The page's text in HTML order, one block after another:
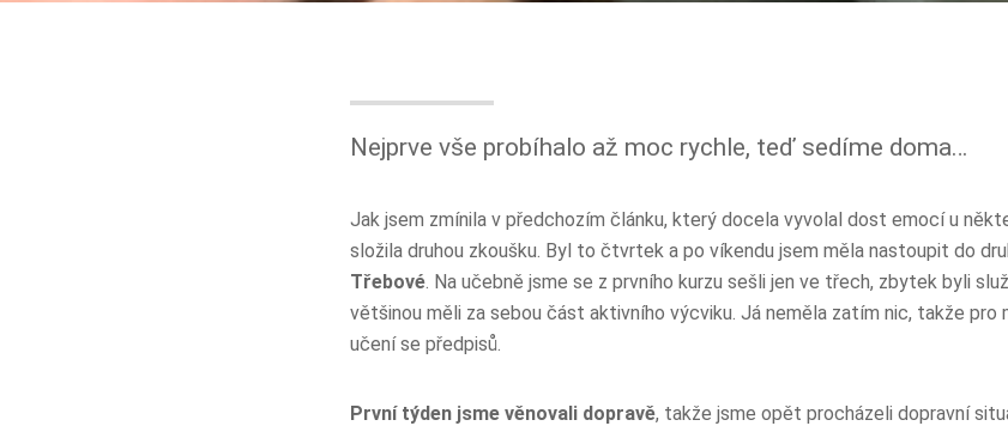
Nejprve vše probíhalo až moc rychle, teď sedíme doma…
Jak jsem zmínila v předchozím článku, který docela vyvolal dost emocí u
složila druhou zkoušku. Byl to čtvrtek a po víkendu jsem měla nastoupit do
Třebové. Na učebně jsme se z prvního kurzu sešli jen ve třech, zbytek byli
většinou měli za sebou část aktivního výcviku. Já neměla zatím nic, takže pro
učení se předpisů.
První týden jsme věnovali dopravě, takže jsme opět procházeli dopravní